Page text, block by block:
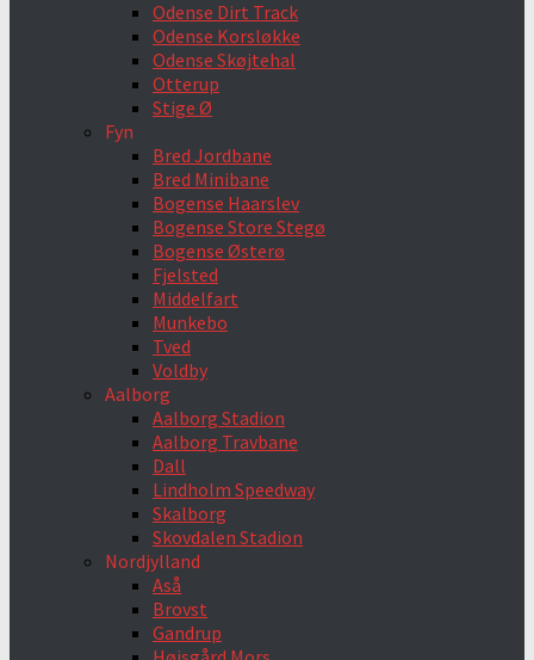
Odense Dirt Track
Odense Korsløkke
Odense Skøjtehal
Otterup
Stige Ø
Fyn
Bred Jordbane
Bred Minibane
Bogense Haarslev
Bogense Store Stegø
Bogense Østerø
Fjelsted
Middelfart
Munkebo
Tved
Voldby
Aalborg
Aalborg Stadion
Aalborg Travbane
Dall
Lindholm Speedway
Skalborg
Skovdalen Stadion
Nordjylland
Aså
Brovst
Gandrup